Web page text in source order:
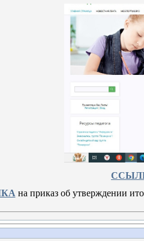
на приказ об утверждении